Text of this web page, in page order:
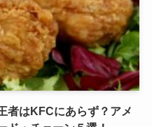
者はKFCにあらず？アメ